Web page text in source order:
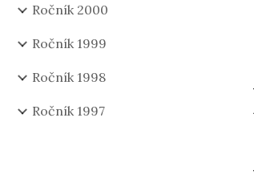
Ročník 2000
Ročník 1999
Ročník 1998
Ročník 1997